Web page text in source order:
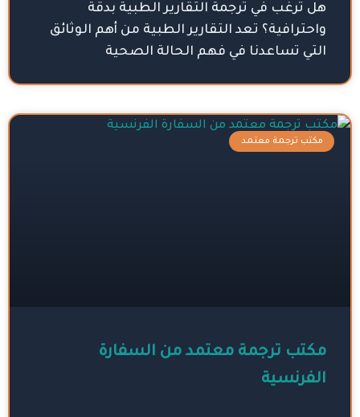
هل ترغب في ترجمة التقارير الطبية بدقة
واحترافية؟ تعد التقارير الطبية من أهم الوثائق
التي تساعدنا في فهم الحالة الصحية
مكتب ترجمة معتمد
مكتب ترجمة معتمد من السفارة
الفرنسية